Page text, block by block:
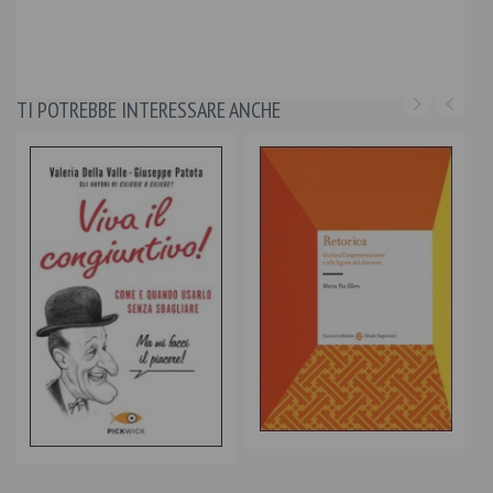
TI POTREBBE INTERESSARE ANCHE